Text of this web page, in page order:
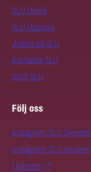
SLU Umeå
SLU Uppsala
Jobba på SLU
Kontakta SLU
Stöd SLU
Följ oss
Instagram SLU.Sweden
Instagram SLU.student
LinkedIn